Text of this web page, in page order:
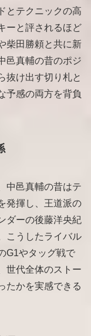
とテクニックの高
ーと評されるほど
柴田勝頼と共に新
邑真輔の昔のポジ
抜け出す切り札と
予感の両方を背負
中邑真輔の昔はテ
発揮し、王道派の
ダーの後藤洋央紀
こうしたライバル
G1やタッグ戦で
世代全体のストー
たかを実感できる